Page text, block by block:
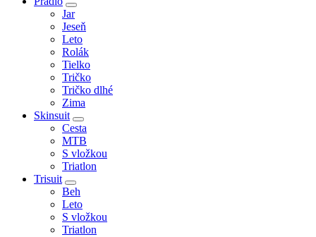
Jar
Jeseň
Leto
Rolák
Tielko
Tričko
Tričko dlhé
Zima
Skinsuit
Cesta
MTB
S vložkou
Triatlon
Trisuit
Beh
Leto
S vložkou
Triatlon